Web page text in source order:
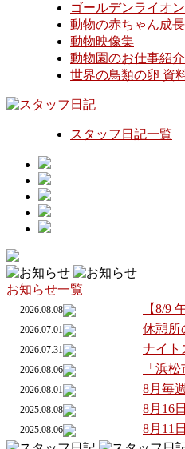
ゴールデンライオ
動物の赤ちゃん成
動物映像集
動物園のお仕事紹介
世界の鳥類の卵 資
スタッフ日記一覧
お知らせ一覧
2026.08.08 【8/9
2026.07.01 休憩所
2026.07.31 ナイト
2026.08.06 「浜
2026.08.01 8月毎
2025.08.08 8月16
2025.08.06 8月11